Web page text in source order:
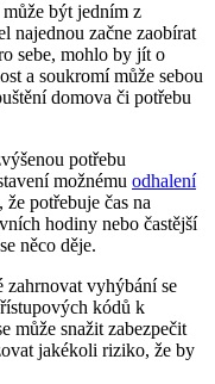
být jedním z
najednou začne zaobírat
sebe, mohlo by jít o
a soukromí může sebou
domova či potřebu
potřebu
možnému odhalení
potřebuje čas na
hodiny nebo častější
něco děje.
zahrnovat vyhýbání se
kódů k
může snažit zabezpečit
jakékoli riziko, že by